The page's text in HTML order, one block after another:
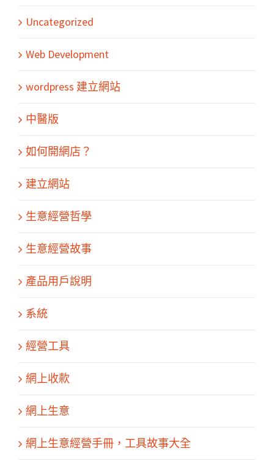
Uncategorized
Web Development
wordpress 建立網站
中醫版
如何開網店？
建立網站
生意經營哲學
生意經營故事
產品用戶說明
系統
經營工具
網上收款
網上生意
網上生意經營手冊，工具故事大全